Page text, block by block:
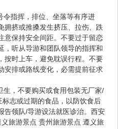
令指挥，排位、坐落等有序进
拥挤或推搡发生挤压、拉伤、跌
意保持安全间距。不要过于留恋
，听从导游和团队领导的指挥和
按时上车，避免耽误行程。不要
安排或路线变化，必需提前征求
，不要购买或食用包装无厂家/
志或过期的食品，以防饮食后
告领队/导游设法就医诊治。西安
旅游景点 贵州旅游景点 遵义旅